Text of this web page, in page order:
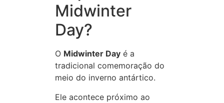
Midwinter
Day?
O Midwinter Day é a
tradicional comemoração do
meio do inverno antártico.
Ele acontece próximo ao